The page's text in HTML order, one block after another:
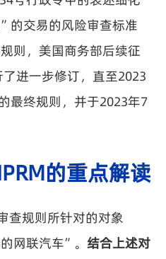
的交易的风险审查标准
则，美国商务部后续征
进一步修订，直至2023
最终规则，并于2023年7
的重点解读
查规则所针对的对象
网联汽车”。 结合上述对